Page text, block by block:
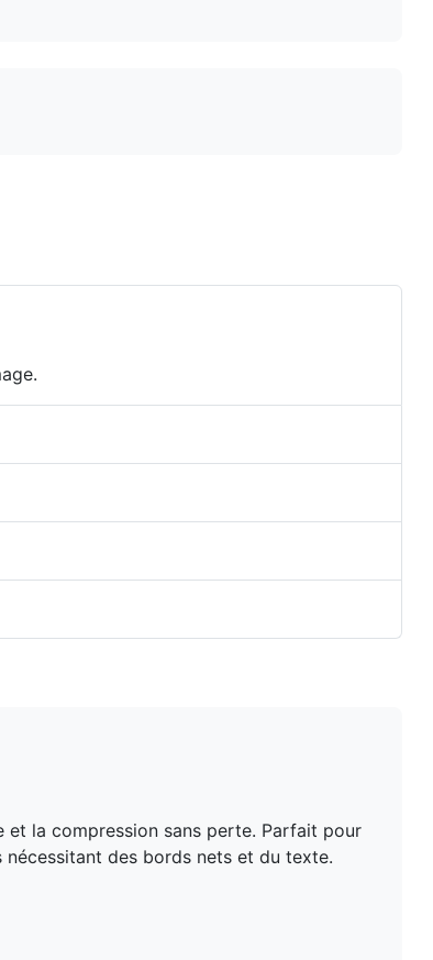
et la compression sans perte. Parfait pour
des bords nets et du texte.